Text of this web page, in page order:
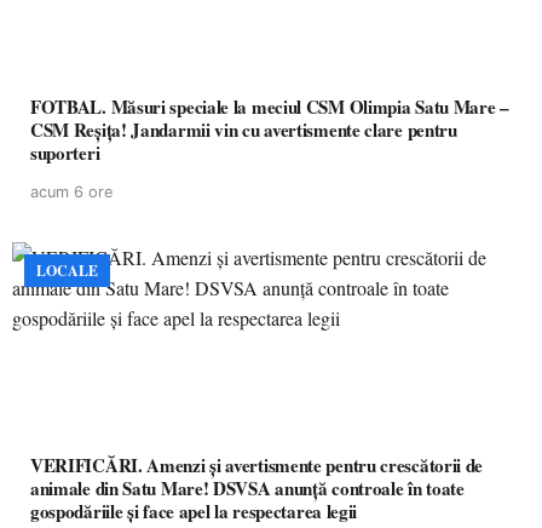
FOTBAL. Măsuri speciale la meciul CSM Olimpia Satu Mare –
CSM Reșița! Jandarmii vin cu avertismente clare pentru
suporteri
acum 6 ore
LOCALE
VERIFICĂRI. Amenzi și avertismente pentru crescătorii de
animale din Satu Mare! DSVSA anunță controale în toate
gospodăriile și face apel la respectarea legii